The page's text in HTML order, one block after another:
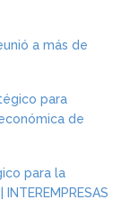
a más de
para
de
para la